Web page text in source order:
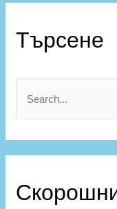
Търсене
e
a
c
а
и